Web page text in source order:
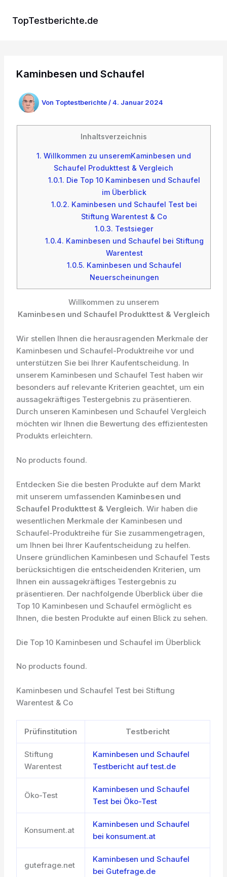
InhaltTopTestberichte.de
Kaminbesen und Schaufel
Von Toptestberichte /4. Januar 2024
Inhaltsverzeichnis
1. Willkommen zu unseremKaminbesen und
Schaufel Produkttest & Vergleich
1.0.1. Die Top 10 Kaminbesen und Schaufel
im Überblick
1.0.2. Kaminbesen und Schaufel Test bei
Stiftung Warentest & Co
1.0.3. Testsieger
1.0.4. Kaminbesen und Schaufel bei Stiftung
Warentest
1.0.5. Kaminbesen und Schaufel
Neuerscheinungen
Willkommen zu unserem
Kaminbesen und Schaufel Produkttest & Vergleich
Wir stellen Ihnen die herausragenden Merkmale der
Kaminbesen und Schaufel-Produktreihe vor und
unterstützen Sie bei Ihrer Kaufentscheidung. In
unserem Kaminbesen und Schaufel Test haben wir
besonders auf relevante Kriterien geachtet, um ein
aussagekräftiges Testergebnis zu präsentieren.
Durch unseren Kaminbesen und Schaufel Vergleich
möchten wir Ihnen die Bewertung des effizientesten
Produkts erleichtern.
No products found.
Entdecken Sie die besten Produkte auf dem Markt
mit unserem umfassenden Kaminbesen und
Schaufel Produkttest & Vergleich. Wir haben die
wesentlichen Merkmale der Kaminbesen und
Schaufel-Produktreihe für Sie zusammengetragen,
um Ihnen bei Ihrer Kaufentscheidung zu helfen.
Unsere gründlichen Kaminbesen und Schaufel Tests
berücksichtigen die entscheidenden Kriterien, um
Ihnen ein aussagekräftiges Testergebnis zu
präsentieren. Der nachfolgende Überblick über die
Top 10 Kaminbesen und Schaufel ermöglicht es
Ihnen, die besten Produkte auf einen Blick zu sehen.
Die Top 10 Kaminbesen und Schaufel im Überblick
No products found.
Kaminbesen und Schaufel Test bei Stiftung
Warentest & Co
Prüfinstitution Testbericht
Stiftung
Warentest
Kaminbesen und Schaufel
Testbericht auf test.de
Öko-Test
Kaminbesen und Schaufel
Test bei Öko-Test
Konsument.at
Kaminbesen und Schaufel
bei konsument.at
gutefrage.net
Kaminbesen und Schaufel
bei Gutefrage.de